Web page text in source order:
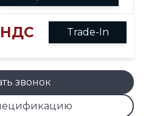
НДС Trade-In
звонок